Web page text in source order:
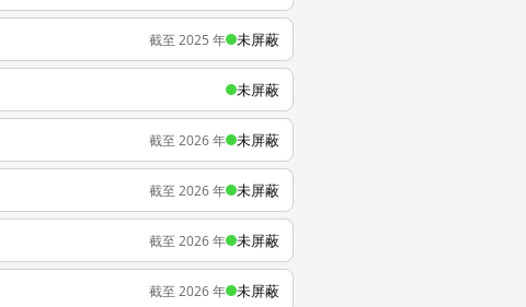
截至 2025 年 未屏蔽
未屏蔽
截至 2026 年 未屏蔽
截至 2026 年 未屏蔽
截至 2026 年 未屏蔽
截至 2026 年 未屏蔽